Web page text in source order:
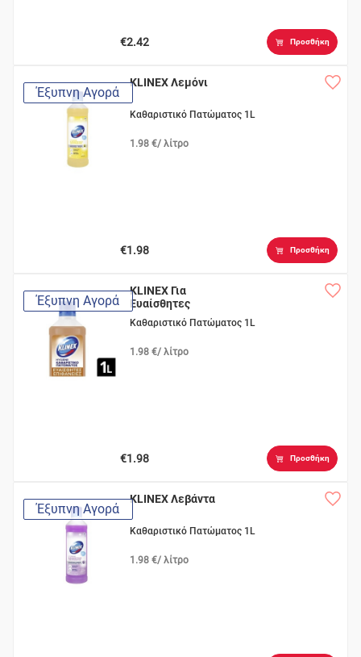
€2.42 Προσθήκη
Έξυπνη Αγορά
KLINEX Λεμόνι
Καθαριστικό Πατώματος 1L
1.98 €/ λίτρο
€1.98 Προσθήκη
Έξυπνη Αγορά
KLINEX Για
Ευαίσθητες
Επιφάνειες
Καθαριστικό Πατώματος 1L
1.98 €/ λίτρο
€1.98 Προσθήκη
Έξυπνη Αγορά
KLINEX Λεβάντα
Καθαριστικό Πατώματος 1L
1.98 €/ λίτρο